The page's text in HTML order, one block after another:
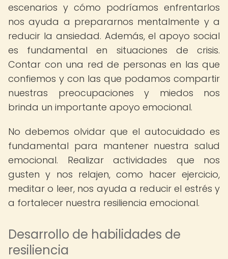
escenarios y cómo podríamos enfrentarlos
nos ayuda a prepararnos mentalmente y a
reducir la ansiedad. Además, el apoyo social
es fundamental en situaciones de crisis.
Contar con una red de personas en las que
confiemos y con las que podamos compartir
nuestras preocupaciones y miedos nos
brinda un importante apoyo emocional.
No debemos olvidar que el autocuidado es
fundamental para mantener nuestra salud
emocional. Realizar actividades que nos
gusten y nos relajen, como hacer ejercicio,
meditar o leer, nos ayuda a reducir el estrés y
a fortalecer nuestra resiliencia emocional.
Desarrollo de habilidades de
resiliencia